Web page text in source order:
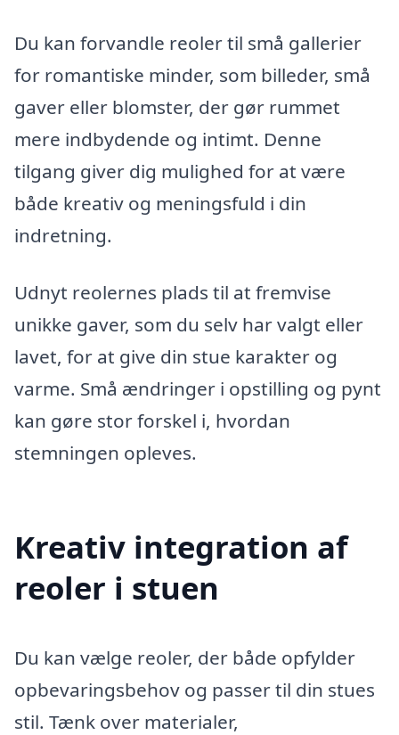
Du kan forvandle reoler til små gallerier
for romantiske minder, som billeder, små
gaver eller blomster, der gør rummet
mere indbydende og intimt. Denne
tilgang giver dig mulighed for at være
både kreativ og meningsfuld i din
indretning.
Udnyt reolernes plads til at fremvise
unikke gaver, som du selv har valgt eller
lavet, for at give din stue karakter og
varme. Små ændringer i opstilling og pynt
kan gøre stor forskel i, hvordan
stemningen opleves.
Kreativ integration af
reoler i stuen
Du kan vælge reoler, der både opfylder
opbevaringsbehov og passer til din stues
stil. Tænk over materialer,